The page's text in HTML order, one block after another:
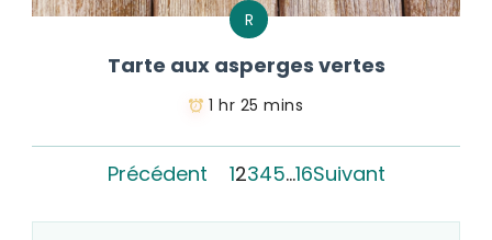
R
Tarte aux asperges vertes
1 hr 25 mins
Précédent 12345…16Suivant